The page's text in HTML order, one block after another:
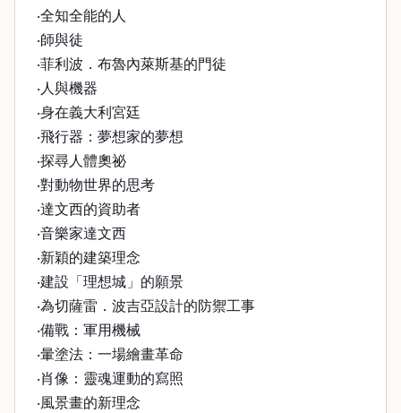
‧全知全能的人
‧師與徒
‧菲利波．布魯內萊斯基的門徒
‧人與機器
‧身在義大利宮廷
‧飛行器：夢想家的夢想
‧探尋人體奧祕
‧對動物世界的思考
‧達文西的資助者
‧音樂家達文西
‧新穎的建築理念
‧建設「理想城」的願景
‧為切薩雷．波吉亞設計的防禦工事
‧備戰：軍用機械
‧暈塗法：一場繪畫革命
‧肖像：靈魂運動的寫照
‧風景畫的新理念